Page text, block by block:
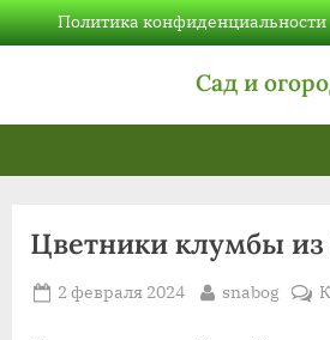
Skip
to
Политика конфиденциальности
Сад и
Цветники клумбы из
Posted
2 февраля 2024 By
snabog